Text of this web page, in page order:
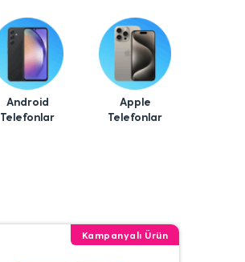
Android
Telefonlar
Apple
Telefonlar
Kampanyalı Ürün